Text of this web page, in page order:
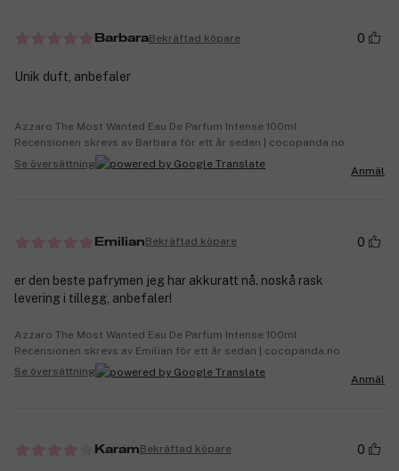
BarbaraBekräftad köpare 0
Unik duft, anbefaler
Azzaro The Most Wanted Eau De Parfum Intense 100ml
Recensionen skrevs av Barbara för ett år sedan | cocopanda.no
Se översättning
Anmäl
EmilianBekräftad köpare 0
er den beste pafrymen jeg har akkuratt nå. noskå rask
levering i tillegg, anbefaler!
Azzaro The Most Wanted Eau De Parfum Intense 100ml
Recensionen skrevs av Emilian för ett år sedan | cocopanda.no
Se översättning
Anmäl
KaramBekräftad köpare 0